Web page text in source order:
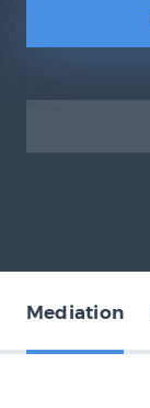
Mediation